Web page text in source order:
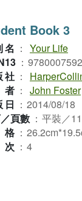
Book 3
名 ： Your Life
：
社 ：
： John Foster
日 ： 2014/08/18
頁數 ： 平裝／
：
： 4